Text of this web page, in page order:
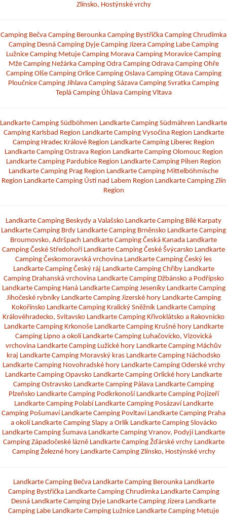
Zlínsko, Hostýnské vrchy
Camping Bečva Camping Berounka Camping Bystřička Camping Chrudimka
Camping Desná Camping Dyje Camping Jizera Camping Labe Camping
Lužnice Camping Metuje Camping Morava Camping Moravice Camping
Mže Camping Nežárka Camping Odra Camping Odrava Camping Ohře
Camping Olše Camping Orlice Camping Oslava Camping Otava Camping
Ploučnice Camping Jihlava Camping Sázava Camping Svratka Camping
Teplá Camping Úhlava Camping Vltava
Landkarte Camping Südböhmen Landkarte Camping Südmähren Landkarte
Camping Karlsbad Region Landkarte Camping Vysočina Region Landkarte
Camping Hradec Králové Region Landkarte Camping Liberec Region
Landkarte Camping Ostrava Region Landkarte Camping Olomouc Region
Landkarte Camping Pardubice Region Landkarte Camping Pilsen Region
Landkarte Camping Prag Region Landkarte Camping Mittelböhmische
Region Landkarte Camping Ústí nad Labem Region Landkarte Camping Zlín
Region
Landkarte Camping Beskydy a Valašsko Landkarte Camping Bílé Karpaty
Landkarte Camping Brdy Landkarte Camping Brněnsko Landkarte Camping
Broumovsko, Adršpach Landkarte Camping Česká Kanada Landkarte
Camping České Středohoří Landkarte Camping České Švýcarsko Landkarte
Camping Českomoravská vrchovina Landkarte Camping Český les
Landkarte Camping Český ráj Landkarte Camping Chřiby Landkarte
Camping Drahanská vrchovina Landkarte Camping Džbánsko a Podřípsko
Landkarte Camping Haná Landkarte Camping Jeseníky Landkarte Camping
Jihočeské rybníky Landkarte Camping Jizerské hory Landkarte Camping
Kokořínsko Landkarte Camping Kralický Sněžník Landkarte Camping
Královéhradecko, Svitavsko Landkarte Camping Křivoklátsko a Rakovnicko
Landkarte Camping Krkonoše Landkarte Camping Krušné hory Landkarte
Camping Lipno a okolí Landkarte Camping Luhačovicko, Vizovická
vrchovina Landkarte Camping Lužické hory Landkarte Camping Máchův
kraj Landkarte Camping Moravský kras Landkarte Camping Náchodsko
Landkarte Camping Novohradské hory Landkarte Camping Oderské vrchy
Landkarte Camping Opavsko Landkarte Camping Orlické hory Landkarte
Camping Ostravsko Landkarte Camping Pálava Landkarte Camping
Plzeňsko Landkarte Camping Podkrkonoší Landkarte Camping Pojizeří
Landkarte Camping Polabí Landkarte Camping Posázaví Landkarte
Camping Pošumaví Landkarte Camping Povltaví Landkarte Camping Praha
a okolí Landkarte Camping Slapy a Orlík Landkarte Camping Slovácko
Landkarte Camping Šumava Landkarte Camping Vranov, Podyjí Landkarte
Camping Západočeské lázně Landkarte Camping Žďárské vrchy Landkarte
Camping Železné hory Landkarte Camping Zlínsko, Hostýnské vrchy
Landkarte Camping Bečva Landkarte Camping Berounka Landkarte
Camping Bystřička Landkarte Camping Chrudimka Landkarte Camping
Desná Landkarte Camping Dyje Landkarte Camping Jizera Landkarte
Camping Labe Landkarte Camping Lužnice Landkarte Camping Metuje